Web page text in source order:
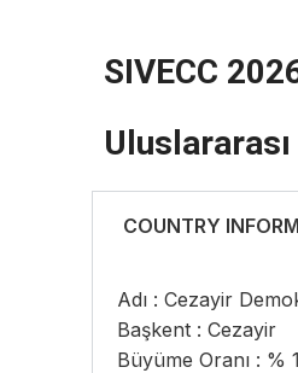
SIVECC
COUNTRY
Adı : Cezayir
Başkent : Cezayir
Büyüme Oranı : %